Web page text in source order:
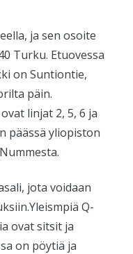
ja sen osoite
Turku. Etuovessa
on Suntiontie,
päin.
linjat 2, 5, 6 ja
päässä yliopiston
jota voidaan
Q-
ovat sitsit ja
on pöytiä ja